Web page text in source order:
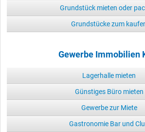
Grundstück mieten oder
Grundstücke zum
Gewerbe Immobilien
Lagerhalle mieten
Günstiges Büro mieten
Gewerbe zur Miete
Gastronomie Bar und